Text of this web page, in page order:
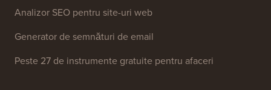
Analizor SEO pentru site-uri web
Generator de semnături de email
Peste 27 de instrumente gratuite pentru afaceri